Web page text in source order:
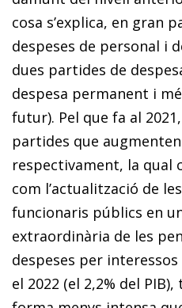
cosa s’explica, en gran
despeses de personal i
dues partides de
despesa permanent i
futur). Pel que fa al
partides que augmenten
respectivament, la qual
com l’actualització de
funcionaris públics en
extraordinària de les
despeses per
el 2022 (el 2,2% del